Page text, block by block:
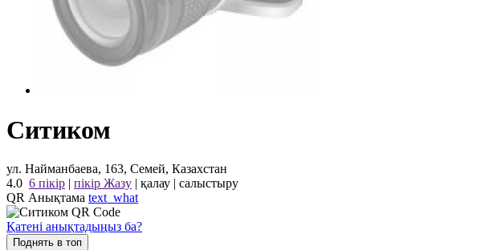
Ситиком
ул. Найманбаева, 163, Семей, Казахстан
4.0 6 пікір | пікір Жазу | қалау | салыстыру
QR Анықтама text_what
Қатені анықтадыңыз ба?
Поднять в топ